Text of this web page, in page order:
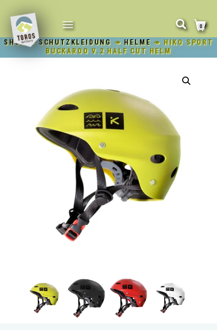
NAVIGATION
UMSCHALTEN
0
SHOP↠SCHUTZKLEIDUNG ↠ HELME ↠ HIKO SPORT
BUCKAROO V.2 HALF CUT HELM